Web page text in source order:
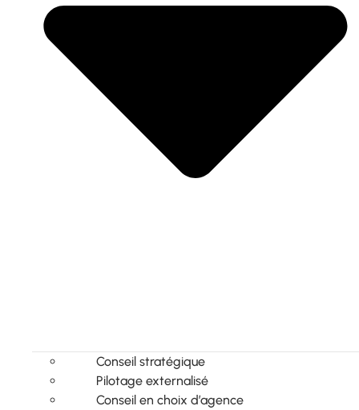
Conseil stratégique
Pilotage externalisé
Conseil en choix d’agence